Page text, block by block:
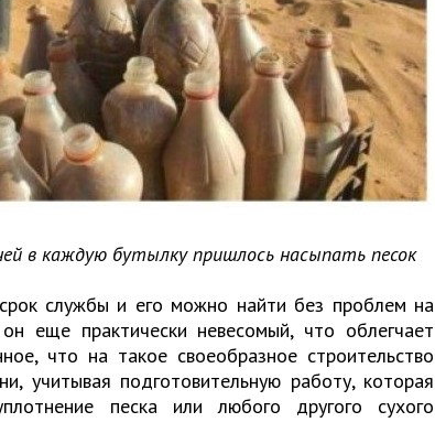
в каждую бутылку пришлось насыпать песок
службы и его можно найти без проблем на
еще практически невесомый, что облегчает
что на такое своеобразное строительство
учитывая подготовительную работу, которая
песка или любого другого сухого